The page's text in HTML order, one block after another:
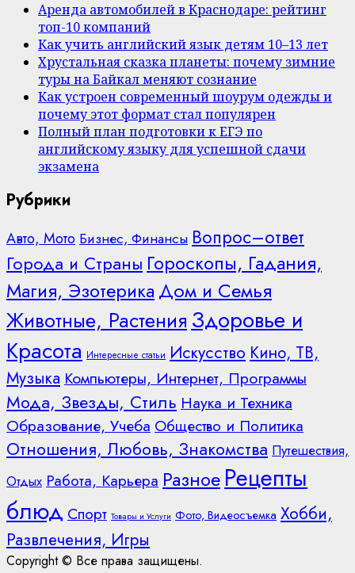
Аренда автомобилей в Краснодаре: рейтинг
топ-10 компаний
Как учить английский язык детям 10–13 лет
Хрустальная сказка планеты: почему зимние
туры на Байкал меняют сознание
Как устроен современный шоурум одежды и
почему этот формат стал популярен
Полный план подготовки к ЕГЭ по
английскому языку для успешной сдачи
экзамена
Рубрики
Авто, МотоБизнес, Финансы Вопрос–ответ
Города и Страны Гороскопы, Гадания,
Магия, Эзотерика Дом и Семья
Животные, Растения Здоровье и
Красота Интересные статьи Искусство Кино, ТВ,
Музыка Компьютеры, Интернет, Программы
Мода, Звезды, Стиль Наука и Техника
Образование, Учеба Общество и Политика
Отношения, Любовь, Знакомства Путешествия,
Отдых Работа, Карьера Разное Рецепты
блюд Спорт Товары и Услуги Фото, Видеосъемка Хобби,
Развлечения, Игры
Copyright © Все права защищены.